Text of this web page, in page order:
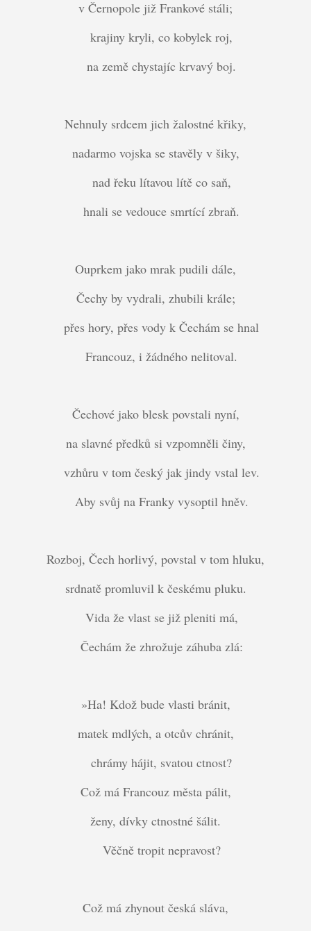
v Černopole již Frankové stáli;
krajiny kryli, co kobylek roj,
na země chystajíc krvavý boj.
Nehnuly srdcem jich žalostné křiky,
nadarmo vojska se stavěly v šiky,
nad řeku lítavou lítě co saň,
hnali se vedouce smrtící zbraň.
Ouprkem jako mrak pudili dále,
Čechy by vydrali, zhubili krále;
přes hory, přes vody k Čechám se hnal
Francouz, i žádného nelitoval.
Čechové jako blesk povstali nyní,
na slavné předků si vzpomněli činy,
vzhůru v tom český jak jindy vstal lev.
Aby svůj na Franky vysoptil hněv.
Rozboj, Čech horlivý, povstal v tom hluku,
srdnatě promluvil k českému pluku.
Vida že vlast se již pleniti má,
Čechám že zhrožuje záhuba zlá:
»Ha! Kdož bude vlasti bránit,
matek mdlých, a otcův chránit,
chrámy hájit, svatou ctnost?
Což má Francouz města pálit,
ženy, dívky ctnostné šálit.
Věčně tropit nepravost?
Což má zhynout česká sláva,